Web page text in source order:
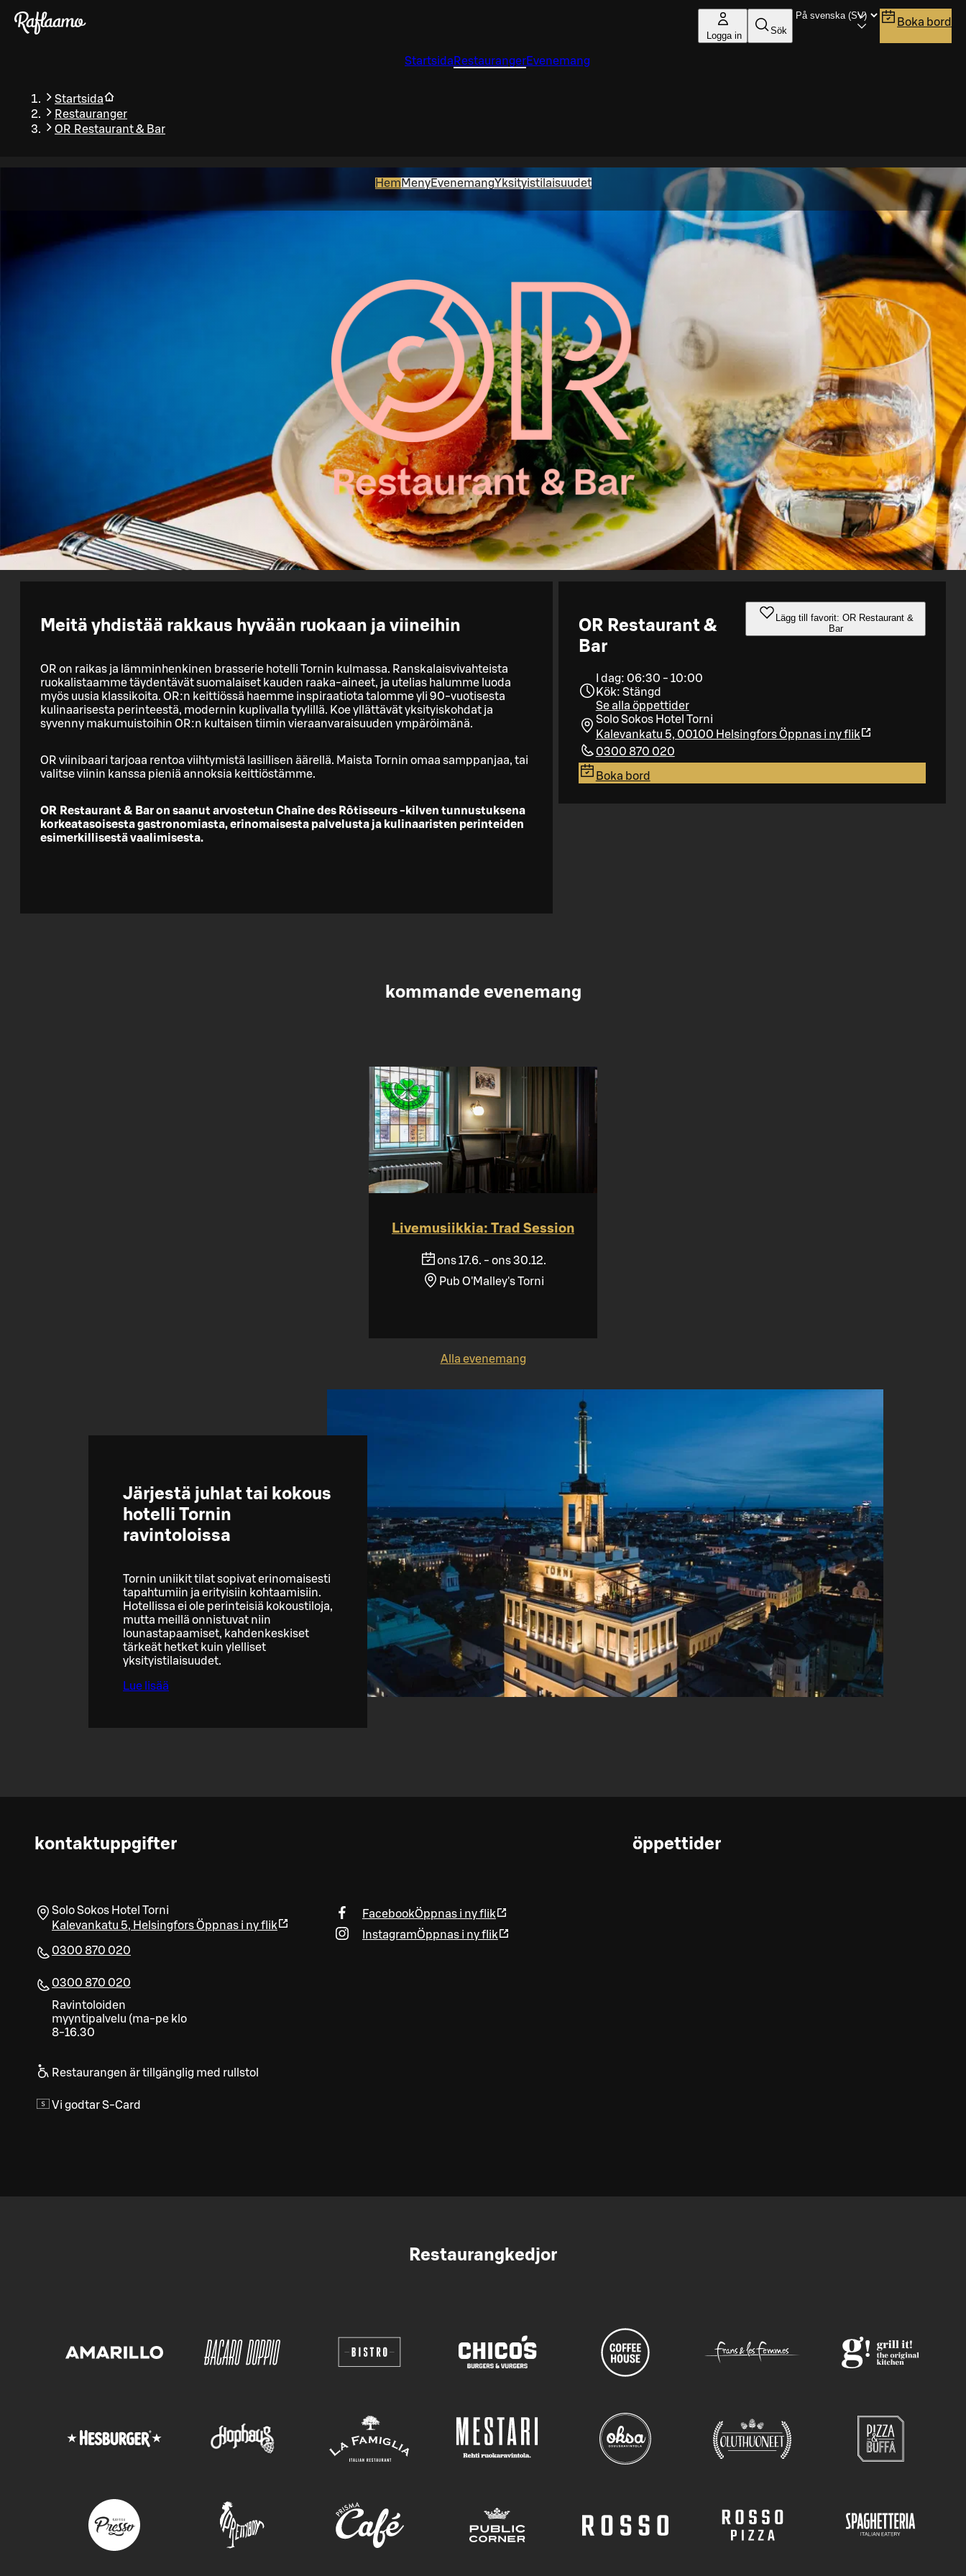
Gå till huvudinnehållet
Logga in Sök
Boka bord
Startsida RestaurangerEvenemang
Startsida
Restauranger
OR Restaurant & Bar
Hem MenyEvenemangYksityistilaisuudet
OR Restaurant &
Bar
Lägg till favorit: OR Restaurant &
Bar
I dag: 06:30 - 10:00
Kök: Stängd
Se alla öppettider
Solo Sokos Hotel Torni
Kalevankatu 5, 00100 Helsingfors Öppnas i ny flik
0300 870 020
Boka bord
Meitä yhdistää rakkaus hyvään ruokaan ja viineihin
OR on raikas ja lämminhenkinen brasserie hotelli Tornin kulmassa. Ranskalaisvivahteista
ruokalistaamme täydentävät suomalaiset kauden raaka-aineet, ja utelias halumme luoda
myös uusia klassikoita. ​OR:n keittiössä haemme inspiraatiota talomme yli 90-vuotisesta
kulinaarisesta perinteestä, modernin kuplivalla tyylillä. Koe yllättävät yksityiskohdat ja
syvenny makumuistoihin OR:n kultaisen tiimin vieraanvaraisuuden ympäröimänä. ​
OR viinibaari tarjoaa rentoa viihtymistä lasillisen äärellä. Maista Tornin omaa samppanjaa, tai
valitse viinin kanssa pieniä annoksia keittiöstämme. ​
OR Restaurant & Bar on saanut arvostetun Chaîne des Rôtisseurs -kilven tunnustuksena
korkeatasoisesta gastronomiasta, erinomaisesta palvelusta ja kulinaaristen perinteiden
esimerkillisestä vaalimisesta.
kommande evenemang
Livemusiikkia: Trad Session
ons 17.6. - ons 30.12.
Pub O'Malley's Torni
Alla evenemang
Järjestä juhlat tai kokous
hotelli Tornin
ravintoloissa
Tornin uniikit tilat sopivat erinomaisesti
tapahtumiin ja erityisiin kohtaamisiin.
Hotellissa ei ole perinteisiä kokoustiloja,
mutta meillä onnistuvat niin
lounastapaamiset, kahdenkeskiset
tärkeät hetket kuin ylelliset
yksityistilaisuudet.
Lue lisää
kontaktuppgifter
Solo Sokos Hotel Torni
Kalevankatu 5, HelsingforsÖppnas i ny flik
0300 870 020
0300 870 020
Ravintoloiden
myyntipalvelu (ma-pe klo
8-16.30
Restaurangen är tillgänglig med rullstol
Vi godtar S-Card
FacebookÖppnas i ny flik
InstagramÖppnas i ny flik
öppettider
Restaurangkedjor